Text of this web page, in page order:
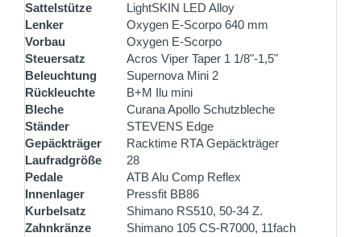
Sattelstütze
LightSKIN LED Alloy
Lenker
Oxygen E-Scorpo 640 mm
Vorbau
Oxygen E-Scorpo
Steuersatz
Acros Viper Taper 1 1/8"-1,5"
Beleuchtung
Supernova Mini 2
Rückleuchte
B+M Ilu mini
Bleche
Curana Apollo Schutzbleche
Ständer
STEVENS Edge
Gepäckträger
Racktime RTA Gepäckträger
Laufradgröße
28
Pedale
ATB Alu Comp Reflex
Innenlager
Pressfit BB86
Kurbelsatz
Shimano RS510, 50-34 Z.
Zahnkränze
Shimano 105 CS-R7000, 11fach